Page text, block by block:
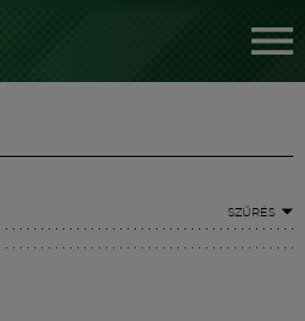
SZŰRÉS